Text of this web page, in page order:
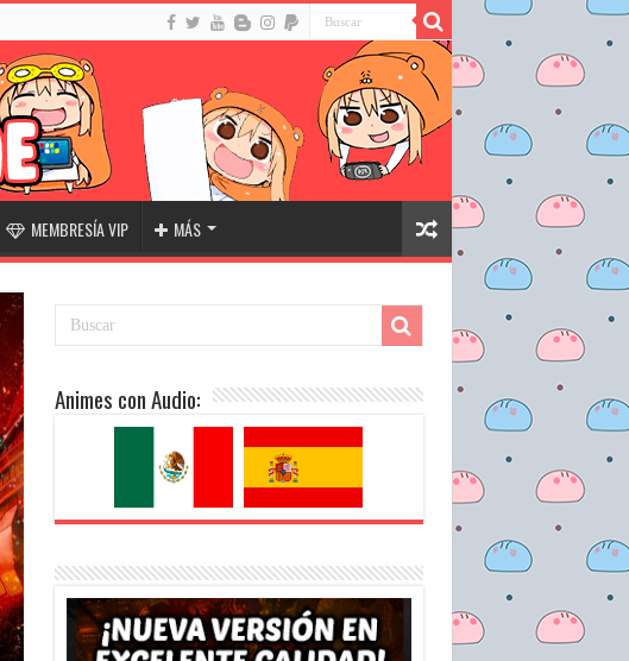
MEMBRESÍA VIP MÁS
Animes con Audio: